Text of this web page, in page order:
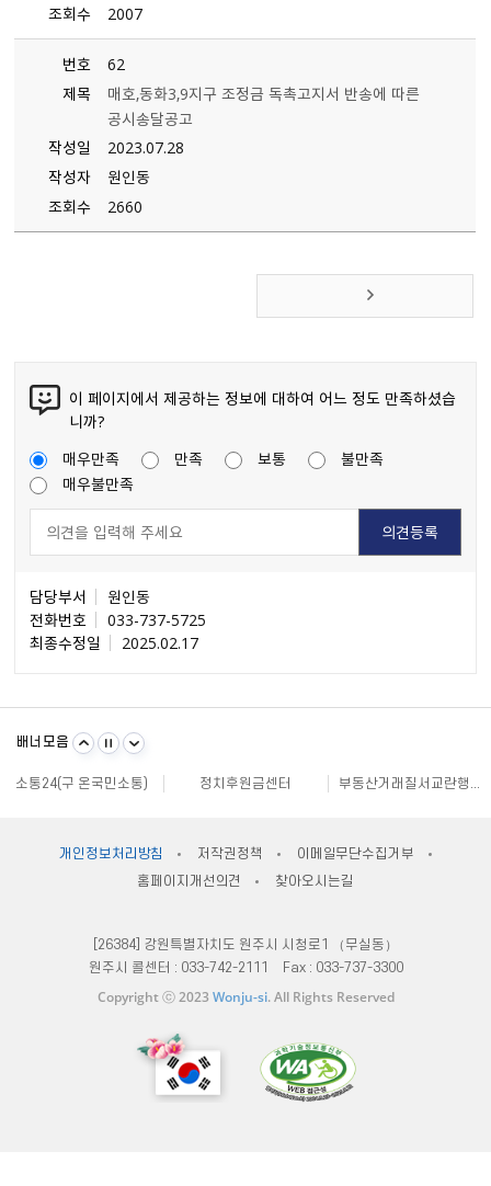
조회수
2007
번호
62
제목
매호,동화3,9지구 조정금 독촉고지서 반송에 따른
공시송달공고
작성일
2023.07.28
작성자
원인동
조회수
2660
이 페이지에서 제공하는 정보에 대하여 어느 정도 만족하셨습
니까?
매우만족
만족 보통
불만족
매우불만족
담당부서
원인동
전화번호
033-737-5725
최종수정일
2025.02.17
배너모음
강원일자리정보망
소통24(구 온국민소통)
정치후원금센터
안전신문고
내고장알리미
한국사회적기업진흥원
쌀직불금 정보공개
개인정보처리방침 저작권정책
이메일무단수집거부
홈페이지개선의견
찾아오시는길
[26384] 강원특별자치도 원주시 시청로1 （무실동）
원주시 콜센터 : 033-742-2111 Fax : 033-737-3300
Copyright ⓒ 2023 Wonju-si. All Rights Reserved